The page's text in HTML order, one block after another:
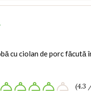
cu ciolan de porc făcută
(4.3